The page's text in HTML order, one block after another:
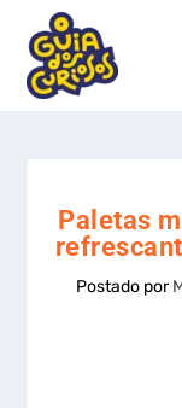
Paletas
Postado por